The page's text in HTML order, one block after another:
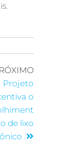
Projeto
o
o de lixo